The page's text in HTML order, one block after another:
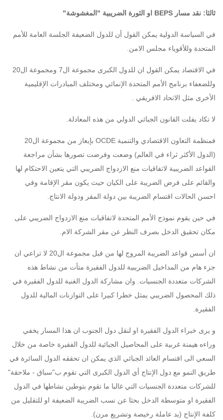
ثالثا: نقد مسار BEPS او الثورة الضريبية "المغشوشة"
في السياسة الدولية يمكن القول أن للدول الضعيفة الجلسة العامة للأمم
المتحدة وللأقوياء مجلس الامن.
في الاقتصاد يمكن القول ان للدول الكبرى مجموعة ال7 ومجموعة ال20
وللضعفاء برنامج الأمم المتحدة الإنمائي ومختلف المبادرات الإقليمية
الأخرى مثل الاتحاد الافريقي .
لا تكاد يفلت القانون الجبائي الدولي من هذه المعادلة.
فمنظمة التعاون الاقتصادي والتنمية OCDE بإيعاز من مجموعة ال20
(الدول الأكثر ثراء في العالم) وضعت وفرضت تصورها بشأن مراجعة
القواعد الضريبية لاتفاقيات منع الازدواج الضريبي التي يتعين الاحتكام لها
والقائم على فرض الضريبة على الكيان حيث يكون مقر الإقامة وفي
احسن الحالات اقتسام الضريبة بين دولة المقر ودولة الانتاج.
في حين يقوم نموذج الأمم المتحدة لاتفاقيات منع الازدواج الضريبي على
مكان تحقيق الدخل بصرف النظر عن مقر الشركة الام.
ان أسس قواعد الضريبة المروج لها من قبل مجموعة ال20 لا تراعي ان
جزء هام من المداخيل الضريبية للدول الفقيرة متأت من نشاط هذه
الشركات متعددة الجنسيات. وان مشاركة الدول الغنية للدول الفقيرة في
ذلك المحصول الضريبي يمثل خطرا كبيرا على التوازنات المالية للدول
الفقيرة.
و يرى خبراء الدول الفقيرة او لنقل دول الجنوب ان هذا المسار يخفي
وراءه هيمنة غربية على المحاصيل الجبائية للدول الفقيرة خاصة من خلال
السعي الى اقتسام العائد الجبائي الذي يمكن ان تحققه الدول السائرة في
طريق النمو مع دول الإنتاج أي الدول الكبرى التي تقوم ب"سباق - ملاحقة"
للشركات متعددة الجنسيات التي غالبا ما تقوم بتوطين نشاطها في الدول
الفقيرة او متوسطة الدخل بحثا عن نسب الضريبة الضعيفة او للتقليل من
كلفة الإنتاج (يد عاملة رخيصة وتشريع مرن).